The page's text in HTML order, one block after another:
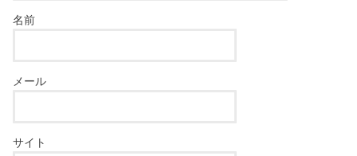
名前
メール
サイト